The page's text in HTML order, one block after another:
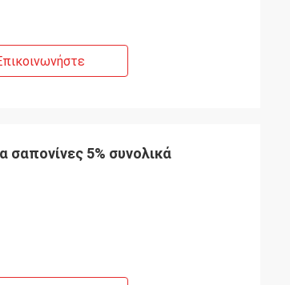
σαπονίνες 5% συνολικά